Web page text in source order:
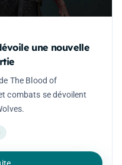
une nouvelle
The Blood of
combats se dévoilent